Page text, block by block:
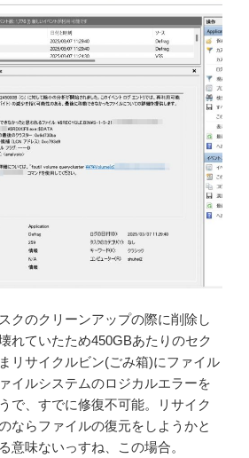
クのクリーンアップの際に削除し
れていたため450GBあたりのセク
リサイクルビン(ごみ箱)にファイル
イルシステムのロジカルエラーを
で、すでに修復不可能。リサイク
ならファイルの復元をしようかと
意味ないっすね、この場合。